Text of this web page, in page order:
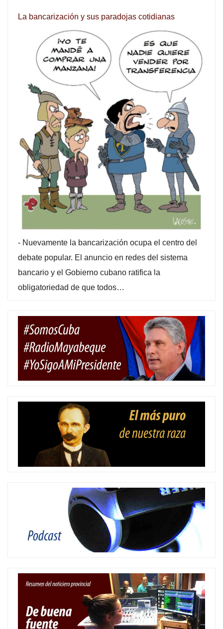
La bancarización y sus paradojas cotidianas
- Nuevamente la bancarización ocupa el centro del
debate popular. El anuncio en redes del sistema
bancario y el Gobierno cubano ratifica la
obligatoriedad de que todos…